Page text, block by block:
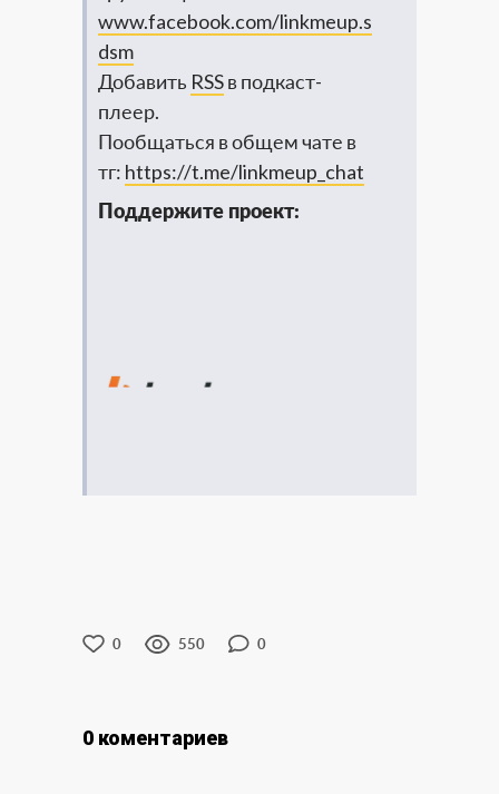
www.facebook.com/linkmeup.s
dsm
Добавить RSSв подкаст-
плеер.
Пообщаться в общем чате в
тг: https://t.me/linkmeup_chat
Поддержите проект:
0 550 0
0 коментариев